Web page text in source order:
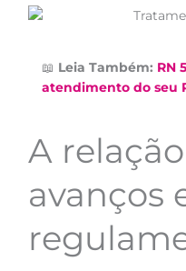
📖 Leia Também: RN
atendimento do seu
A
avanços